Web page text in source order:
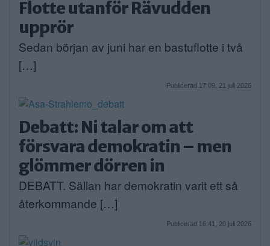
Flotte utanför Rävudden
upprör
Sedan början av juni har en bastuflotte i två
[…]
Publicerad 17:09, 21 juli 2026
Debatt: Ni talar om att
försvara demokratin – men
glömmer dörren in
DEBATT. Sällan har demokratin varit ett så
återkommande […]
Publicerad 16:41, 20 juli 2026